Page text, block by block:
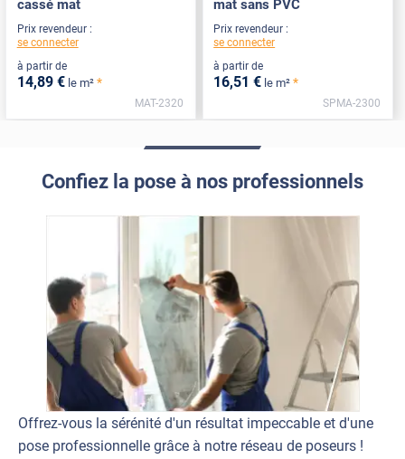
cassé mat
Prix revendeur :
se connecter
à partir de
14,89 € le m² *
MAT-2320
mat sans PVC
Prix revendeur :
se connecter
à partir de
16,51 € le m² *
SPMA-2300
Confiez la pose à nos professionnels
Offrez-vous la sérénité d'un résultat impeccable et d'une
pose professionnelle grâce à notre réseau de poseurs !